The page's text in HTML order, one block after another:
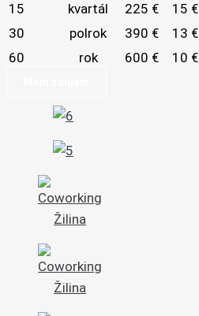
15
kvartál 225 €
15 €
30
polrok 390 €
13 €
60
rok 600 € 10 €